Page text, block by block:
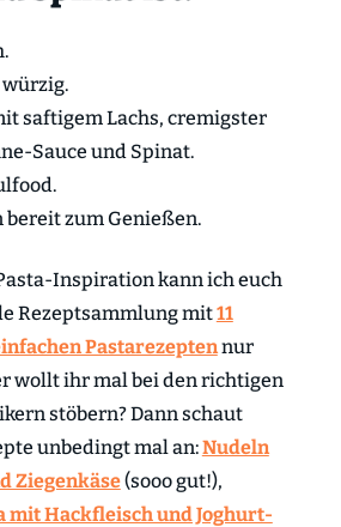
saftigem Lachs, cremigster
Sauce und Spinat.
bereit zum Genießen.
Inspiration kann ich euch
Rezeptsammlung mit11
Pastarezeptennur
wollt ihr mal bei den richtigen
stöbern? Dann schaut
unbedingt mal an:Nudeln
Ziegenkäse(sooo gut!),
mit Hackfleisch und Joghurt-